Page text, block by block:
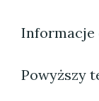
Informacje
Powyższy